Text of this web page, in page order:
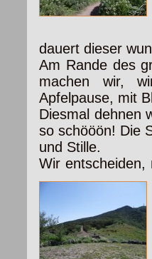
dauert dieser
Am Rande des
machen wir,
Apfelpause, mit
Diesmal dehnen
so schööön! Die
und Stille.
Wir entscheiden,